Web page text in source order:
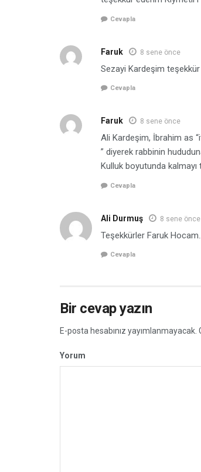
Cevapla
Faruk 8 sene önce
Sezayi Kardeşim
Cevapla
Faruk 8 sene önce
Ali Kardeşim, İbrahim as
” diyerek rabbinin
Kulluk boyutunda
Cevapla
Ali Durmuş 8 sene önce
Teşekkürler Faruk
Cevapla
Bir cevap yazın
E-posta hesabınız yayımlanmayacak.
Yorum